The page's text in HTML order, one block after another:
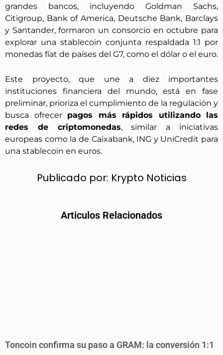
grandes bancos, incluyendo Goldman Sachs,
Citigroup, Bank of America, Deutsche Bank, Barclays
y Santander, formaron un consorcio en octubre para
explorar una stablecoin conjunta respaldada 1:1 por
monedas fíat de países del G7, como el dólar o el euro.
Este proyecto, que une a diez importantes
instituciones financiera del mundo, está en fase
preliminar, prioriza el cumplimiento de la regulación y
busca ofrecer pagos más rápidos utilizando las
redes de criptomonedas, similar a iniciativas
europeas como la de Caixabank, ING y UniCredit para
una stablecoin en euros.
Publicado por: Krypto Noticias
Articulos Relacionados
Toncoin confirma su paso a GRAM: la conversión 1:1